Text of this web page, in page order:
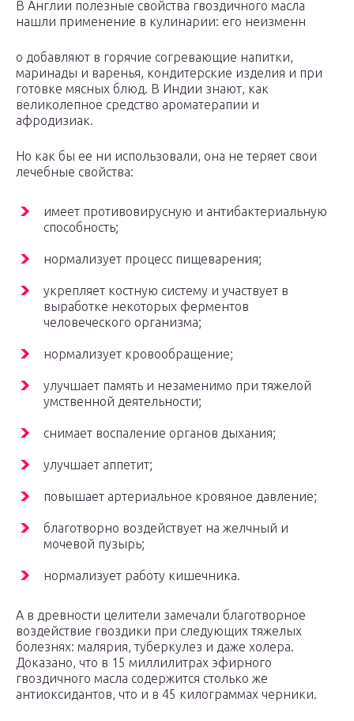
В Англии полезные свойства гвоздичного масла
нашли применение в кулинарии: его неизменн
о добавляют в горячие согревающие напитки,
маринады и варенья, кондитерские изделия и при
готовке мясных блюд. В Индии знают, как
великолепное средство ароматерапии и
афродизиак.
Но как бы ее ни использовали, она не теряет свои
лечебные свойства:
имеет противовирусную и антибактериальную
способность;
нормализует процесс пищеварения;
укрепляет костную систему и участвует в
выработке некоторых ферментов
человеческого организма;
нормализует кровообращение;
улучшает память и незаменимо при тяжелой
умственной деятельности;
снимает воспаление органов дыхания;
улучшает аппетит;
повышает артериальное кровяное давление;
благотворно воздействует на желчный и
мочевой пузырь;
нормализует работу кишечника.
А в древности целители замечали благотворное
воздействие гвоздики при следующих тяжелых
болезнях: малярия, туберкулез и даже холера.
Доказано, что в 15 миллилитрах эфирного
гвоздичного масла содержится столько же
антиоксидантов, что и в 45 килограммах черники.